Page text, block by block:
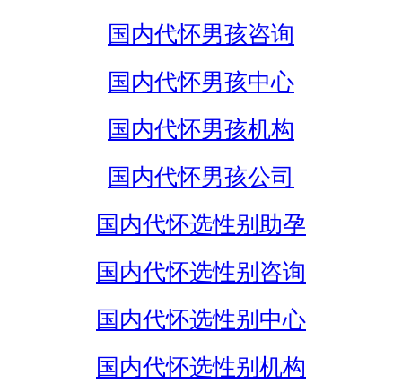
国内代怀男孩咨询
国内代怀男孩中心
国内代怀男孩机构
国内代怀男孩公司
国内代怀选性别助孕
国内代怀选性别咨询
国内代怀选性别中心
国内代怀选性别机构